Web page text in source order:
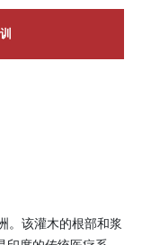
。该灌木的根部和浆